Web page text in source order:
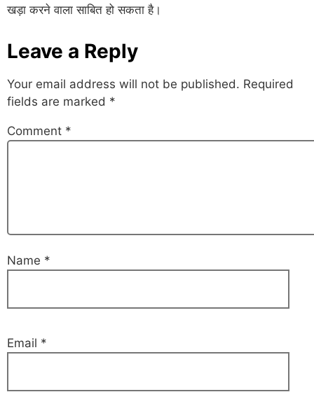
खड़ा करने वाला साबित हो सकता है।
Leave a Reply
Your email address will not be published. Required
fields are marked *
Comment *
Name *
Email *